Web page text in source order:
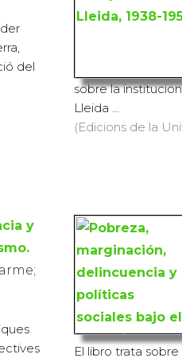
del
sobre la
Lleida ...
(Edicions de la
y
El libro trata